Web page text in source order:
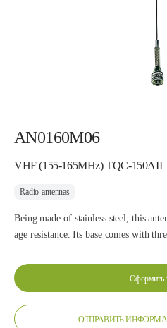
AN0160M06
VHF (155-165MHz) TQC-150AII
Radio-antennas
Being made of stainless steel, this
age resistance. Its base comes with
Оформить
ОТПРАВИТЬ